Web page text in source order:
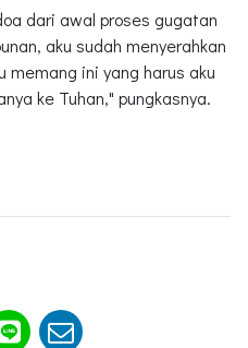
dari awal proses gugatan
aku sudah menyerahkan
memang ini yang harus aku
ke Tuhan," pungkasnya.